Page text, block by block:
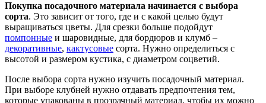
Покупка посадочного материала начинается с выбора
сорта. Это зависит от того, где и с какой целью будут
выращиваться цветы. Для срезки больше подойдут
помпонные и шаровидные, для бордюров и клумб –
декоративные, кактусовые сорта. Нужно определиться с
высотой и размером кустика, с диаметром соцветий.
После выбора сорта нужно изучить посадочный материал.
При выборе клубней нужно отдавать предпочтения тем,
которые упакованы в прозрачный материал, чтобы их можно